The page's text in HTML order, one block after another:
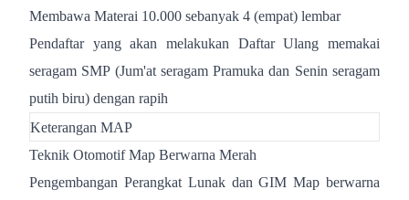
Membawa Materai 10.000 sebanyak 4 (empat) lembar
Pendaftar yang akan melakukan Daftar Ulang memakai
seragam SMP (Jum'at seragam Pramuka dan Senin seragam
putih biru) dengan rapih
Keterangan MAP
Teknik Otomotif Map Berwarna Merah
Pengembangan Perangkat Lunak dan GIM Map berwarna